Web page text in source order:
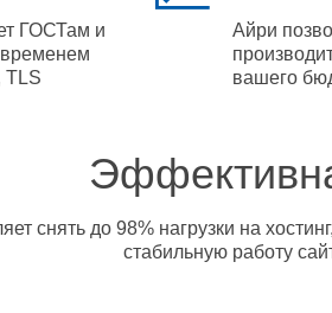
ГОСТам и
TLS
Айри
вашего
снять до 98% нагрузки на
стабильную работу